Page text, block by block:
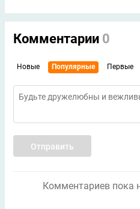
Комментарии 0
Новые Популярные Первые
Отправить
Комментариев пока